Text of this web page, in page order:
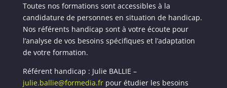
Toutes nos formations sont accessibles à la
candidature de personnes en situation de handicap.
Nos référents handicap sont à votre écoute pour
l’analyse de vos besoins spécifiques et l’adaptation
de votre formation.
Référent handicap : Julie BALLIE –
julie.ballie@formedia.frpour étudier les besoins